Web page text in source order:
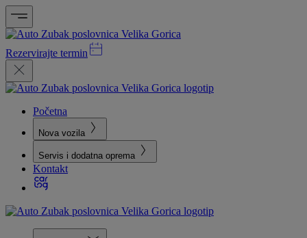
Rezervirajte termin
Početna
Nova vozila
Servis i dodatna oprema
Kontakt